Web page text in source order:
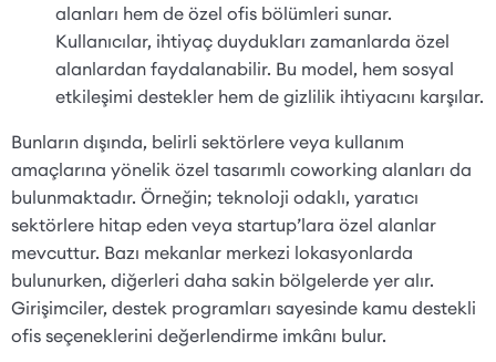
alanları hem de özel ofis bölümleri sunar.
Kullanıcılar, ihtiyaç duydukları zamanlarda özel
alanlardan faydalanabilir. Bu model, hem sosyal
etkileşimi destekler hem de gizlilik ihtiyacını karşılar.
Bunların dışında, belirli sektörlere veya kullanım
amaçlarına yönelik özel tasarımlı coworking alanları da
bulunmaktadır. Örneğin; teknoloji odaklı, yaratıcı
sektörlere hitap eden veya startup’lara özel alanlar
mevcuttur. Bazı mekanlar merkezi lokasyonlarda
bulunurken, diğerleri daha sakin bölgelerde yer alır.
Girişimciler, destek programları sayesinde kamu destekli
ofis seçeneklerini değerlendirme imkânı bulur.